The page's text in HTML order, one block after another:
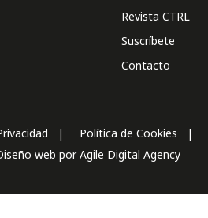
Revista CTRL
Suscríbete
Contacto
Política de Cookies
web porAgile Digital Agency